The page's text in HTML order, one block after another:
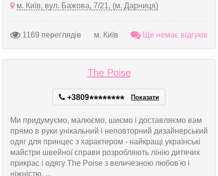
м. Київ, вул. Бажова, 7/21, (м. Дарниця)
1169 переглядів м. Київ Ще немає відгуків
The Poise
+3809******** Показати
Ми придумуємо, малюємо, шиємо і доставляємо вам
прямо в руки унікальний і неповторний дизайнерський
одяг для принцес з характером - найкращі українські
майстри швейної справи розробляють лінію дитячих
прикрас і одягу The Poise з величезною любов'ю і
ніжністю. ...